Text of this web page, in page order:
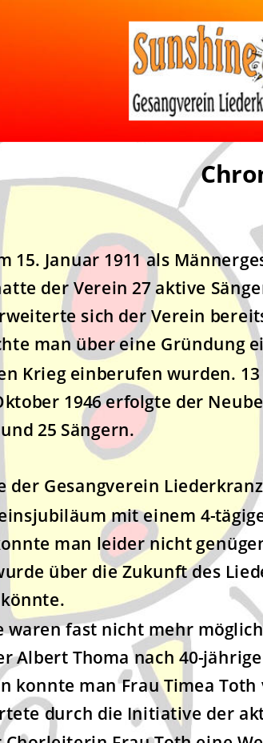
15. Januar 1911 als
der Verein 27 aktive
sich der Verein
man über eine Gründung
Krieg einberufen wurden.
1946 erfolgte der
25 Sängern.
der Gesangverein
mit einem 4-
man leider nicht
über die Zukunft des
fast nicht mehr
Albert Thoma nach 40-
konnte man Frau Timea
durch die Initiative der